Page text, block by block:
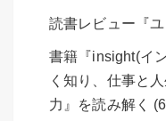
読書レビュー『
書籍『insight(イ
く知り、仕事と
力』を読み解く